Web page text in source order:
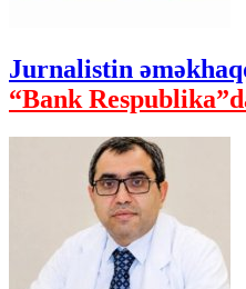
Jurnalistin
“Bank